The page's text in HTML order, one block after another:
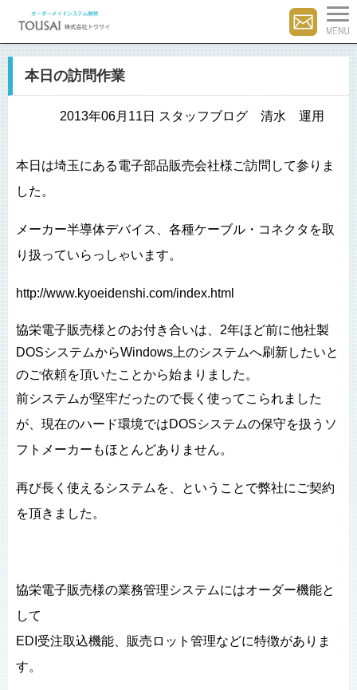
本日の訪問作業
2013年06月11日 スタッフブログ 清水 運用
本日は埼玉にある電子部品販売会社様ご訪問して参りま
した。
メーカー半導体デバイス、各種ケーブル・コネクタを取
り扱っていらっしゃいます。
http://www.kyoeidenshi.com/index.html
協栄電子販売様とのお付き合いは、2年ほど前に他社製
DOSシステムからWindows上のシステムへ刷新したいと
のご依頼を頂いたことから始まりました。
前システムが堅牢だったので長く使ってこられました
が、現在のハード環境ではDOSシステムの保守を扱うソ
フトメーカーもほとんどありません。
再び長く使えるシステムを、ということで弊社にご契約
を頂きました。
協栄電子販売様の業務管理システムにはオーダー機能と
して
EDI受注取込機能、販売ロット管理などに特徴がありま
す。